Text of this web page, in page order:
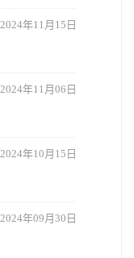
2024年11月15日
2024年11月06日
2024年10月15日
2024年09月30日